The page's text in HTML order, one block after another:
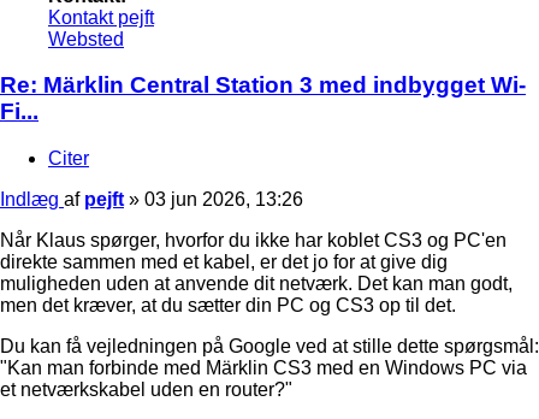
Kontakt pejft
Websted
Re: Märklin Central Station 3 med indbygget Wi-
Fi...
Citer
Indlæg af pejft » 03 jun 2026, 13:26
Når Klaus spørger, hvorfor du ikke har koblet CS3 og PC'en
direkte sammen med et kabel, er det jo for at give dig
muligheden uden at anvende dit netværk. Det kan man godt,
men det kræver, at du sætter din PC og CS3 op til det.
Du kan få vejledningen på Google ved at stille dette spørgsmål:
"Kan man forbinde med Märklin CS3 med en Windows PC via
et netværkskabel uden en router?"